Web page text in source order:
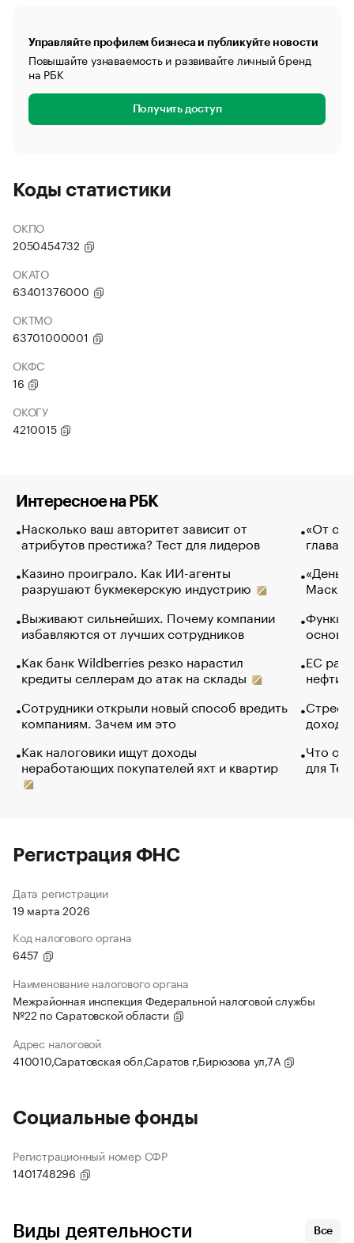
Управляйте профилем бизнеса и публикуйте новости
Повышайте узнаваемость и развивайте личный бренд
на РБК
Получить доступ
Коды статистики
ОКПО
2050454732
ОКАТО
63401376000
ОКТМО
63701000001
ОКФС
16
ОКОГУ
4210015
Интересное на РБК
Насколько ваш авторитет зависит от
атрибутов престижа? Тест для лидеров
Казино проиграло. Как ИИ-агенты
разрушают букмекерскую индустрию
Выживают сильнейших. Почему компании
избавляются от лучших сотрудников
Как банк Wildberries резко нарастил
кредиты селлерам до атак на склады
Сотрудники открыли новый способ вредить
компаниям. Зачем им это
Как налоговики ищут доходы
неработающих покупателей яхт и квартир
«От
глава
Маск в
основ
ЕС
нефти
Что
для
Регистрация ФНС
Дата регистрации
19 марта 2026
Код налогового органа
6457
Наименование налогового органа
Межрайонная инспекция Федеральной налоговой службы
№22 по Саратовской области
Адрес налоговой
410010,Саратовская обл,Саратов г,Бирюзова ул,7А
Социальные фонды
Регистрационный номер СФР
1401748296
Виды деятельности Все